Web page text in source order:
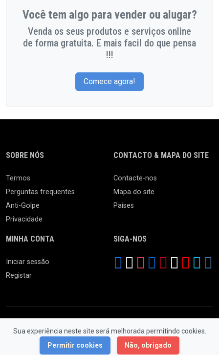
Você tem algo para vender ou alugar?
Venda os seus produtos e serviços online
de forma gratuita. E mais facil do que pensa
!!!
Comece agora!
Sua experiência neste site será melhorada permitindo cookies.
Permitir cookies
Não, obrigado
SOBRE NÓS
Termos
Perguntas frequentes
Anti-Golpe
Privacidade
CONTACTO & MAPA DO SITE
Contacte-nos
Mapa do site
Países
MINHA CONTA
Iniciar sessão
Registar
SIGA-NOS
© 2026 Feira da Ladra. Todos os Direitos Reservados.